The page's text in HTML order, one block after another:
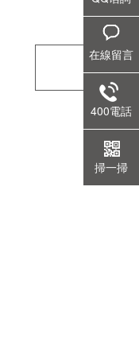
在線留言
400電話
掃一掃